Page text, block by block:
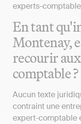
experts-
En tant
Montenay,
recourir
comptable ?
Aucun texte
contraint une
expert-comptable